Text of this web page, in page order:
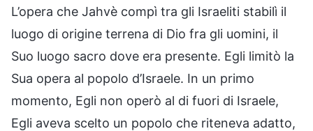
L’opera che Jahvè compì tra gli Israeliti stabilì il
luogo di origine terrena di Dio fra gli uomini, il
Suo luogo sacro dove era presente. Egli limitò la
Sua opera al popolo d’Israele. In un primo
momento, Egli non operò al di fuori di Israele,
Egli aveva scelto un popolo che riteneva adatto,